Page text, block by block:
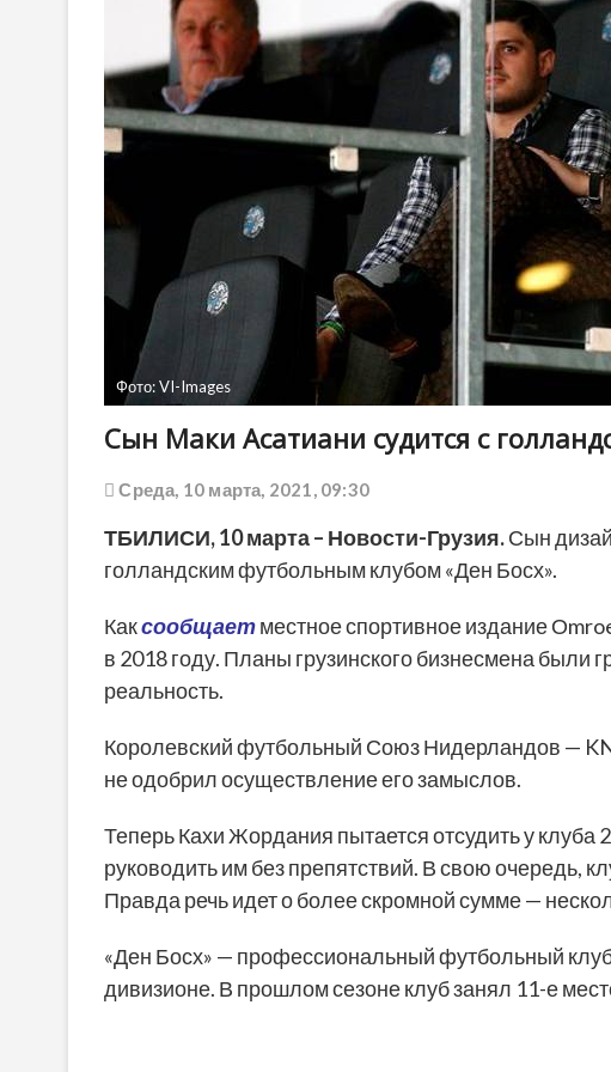
Фото: VI-Images
Сын Маки Асатиани судится с
Среда, 10 марта, 2021, 09:30
ТБИЛИСИ,10 марта– Новости-Грузия.Сын
голландским футбольным клубом «Ден Босх».
Каксообщаетместное спортивное издание
в 2018 году. Планы грузинского бизнесмена были
реальность.
Королевский футбольный Союз Нидерландов —
не одобрил осуществление его замыслов.
Теперь Кахи Жордания пытается отсудить у
руководить им без препятствий. В свою очередь,
Правда речь идет о более скромной сумме —
«Ден Босх» — профессиональный футбольный
дивизионе. В прошлом сезоне клуб занял 11-е